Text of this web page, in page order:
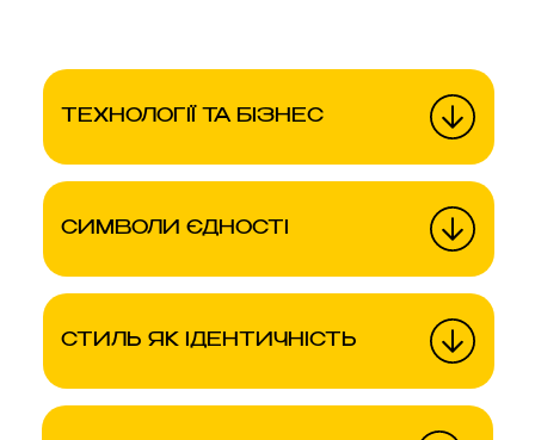
ТЕХНОЛОГІЇ ТА БІЗНЕС
СИМВОЛИ ЄДНОСТІ
СТИЛЬ ЯК ІДЕНТИЧНІСТЬ